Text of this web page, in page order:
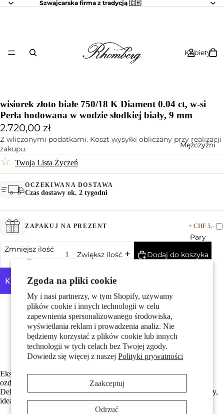
Zgoda na pliki cookie
My i nasi partnerzy, w tym Shopify, używamy
plików cookie i innych technologii w celu
zapewnienia spersonalizowanego środowiska,
wyświetlania reklam i prowadzenia analiz. Nie
będziemy korzystać z plików cookie lub innych
technologii w tych celach bez Twojej zgody.
Dowiedz się więcej z naszejPolityki prywatności
Zaakceptuj
Odrzuć
Szwajcarska firma z tradycją 🇨🇭
Kobiety
Mężczyźni
Pary
wisiorek złoto białe 750/18 K Diament 0.04 ct, w-si
Perła hodowana w wodzie słodkiej biały, 9 mm
2.720,00 zł
Z wliczonymi podatkami. Koszt wysyłki obliczany przy realizacji
zakupu.
☆ Twoja Lista Życzeń
OCZEKIWANA DOSTAWA
Czas dostawy ok. 2 tygodni
ZAPAKUJ NA PREZENT + CHF 5.-
Zmniejsz ilość
Zwiększ ilość Dodaj do koszyka
Więcej opcji płatności
Wykonane z odzyskanego złota
Z połyskującym Perła hodowana w wodzie słodkiej
Z błyszczącym diamentem w jakości w-si
Średnica koralika wynosi 9 mm
Darmowa dostawa
Ekskluzywny damski wisiorek wykonany z 750 białego złota,
ozdobiony naturalną perłą słodkowodną i lśniącymi diamentami.
Delikatny, elegancki design podkreśli wyjątkowy styl każdej kobiety,
idealny na specjalne okazje i do codziennego noszenia.